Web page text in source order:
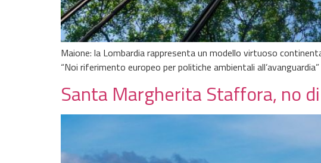
Maione: la Lombardia rappresenta un modello virtuoso
“Noi riferimento europeo per politiche ambientali all’avanguardia”
Santa Margherita Staffora, no